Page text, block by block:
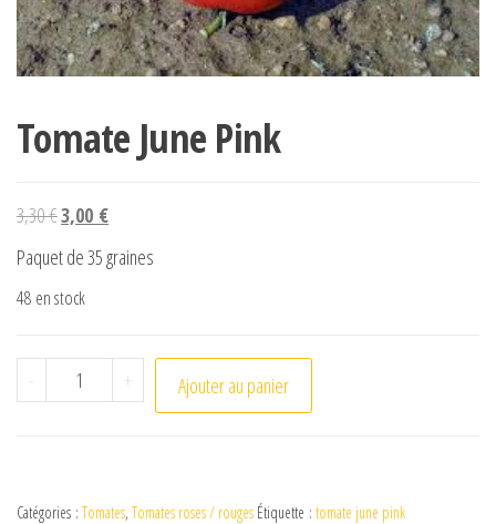
Tomate June Pink
3,30€Le prix initial était : 3,30 €.
3,00 €Le prix actuel est : 3,00 €.
Paquet de 35 graines
48 en stock
- quantité de Tomate June Pink
+ Ajouter au panier
Catégories : Tomates, Tomates roses / rouges Étiquette : tomate june pink